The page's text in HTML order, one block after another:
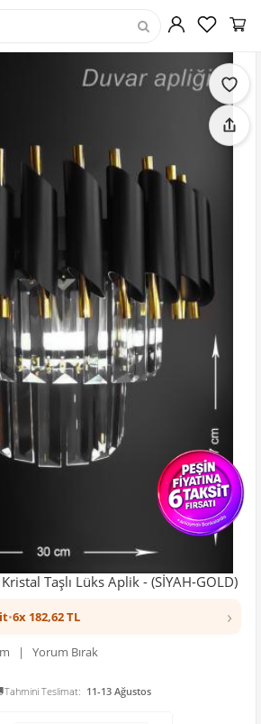
Taşlı Lüks Aplik - (SİYAH-GOLD)
•6x 182,62 TL ›
| Yorum Bırak
Tahmini Teslimat: 11-13 Ağustos